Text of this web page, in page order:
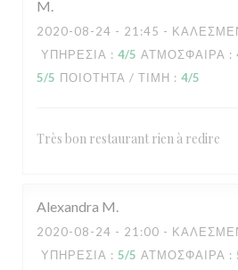
M
2020-08-24 - 21:45 -
ΥΠΗΡΕΣΊΑ : 4/5 ΑΤΜΌΣΦΑΙΡΑ :
5/5 ΠΟΙΌΤΗΤΑ / ΤΙΜΉ : 4/5
Très bon restaurant rien à redire
Alexandra M
2020-08-24 - 21:00 -
ΥΠΗΡΕΣΊΑ : 5/5 ΑΤΜΌΣΦΑΙΡΑ :